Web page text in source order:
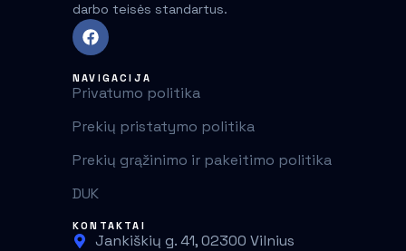
darbo teisės standartus.
NAVIGACIJA
Privatumo politika
Prekių pristatymo politika
Prekių grąžinimo ir pakeitimo politika
DUK
KONTAKTAI
Jankiškių g. 41, 02300 Vilnius